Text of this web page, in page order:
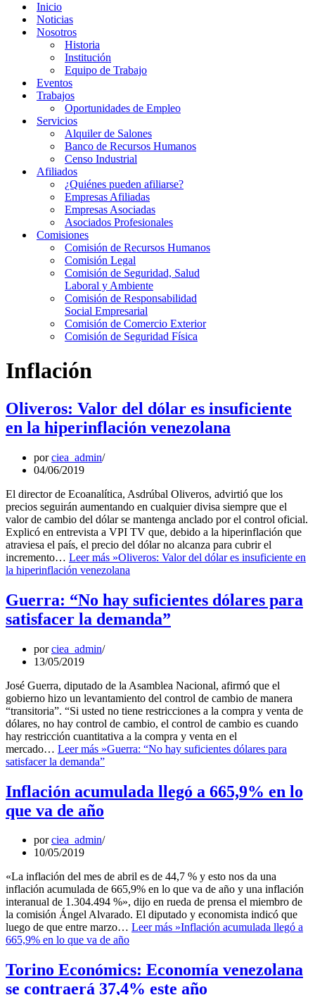
Inicio
Noticias
Nosotros
Historia
Institución
Equipo de Trabajo
Eventos
Trabajos
Oportunidades de Empleo
Servicios
Alquiler de Salones
Banco de Recursos Humanos
Censo Industrial
Afiliados
¿Quiénes pueden afiliarse?
Empresas Afiliadas
Empresas Asociadas
Asociados Profesionales
Comisiones
Comisión de Recursos Humanos
Comisión Legal
Comisión de Seguridad, Salud
Laboral y Ambiente
Comisión de Responsabilidad
Social Empresarial
Comisión de Comercio Exterior
Comisión de Seguridad Física
Inflación
Oliveros: Valor del dólar es insuficiente
en la hiperinflación venezolana
porciea_admin
04/06/2019
El director de Ecoanalítica, Asdrúbal Oliveros, advirtió que los
precios seguirán aumentando en cualquier divisa siempre que el
valor de cambio del dólar se mantenga anclado por el control oficial.
Explicó en entrevista a VPI TV que, debido a la hiperinflación que
atraviesa el país, el precio del dólar no alcanza para cubrir el
incremento… Leer más »Oliveros: Valor del dólar es insuficiente en
la hiperinflación venezolana
Guerra: “No hay suficientes dólares para
satisfacer la demanda”
porciea_admin
13/05/2019
José Guerra, diputado de la Asamblea Nacional, afirmó que el
gobierno hizo un levantamiento del control de cambio de manera
“transitoria”. “Si usted no tiene restricciones a la compra y venta de
dólares, no hay control de cambio, el control de cambio es cuando
hay restricción cuantitativa a la compra y venta en el
mercado… Leer más »Guerra: “No hay suficientes dólares para
satisfacer la demanda”
Inflación acumulada llegó a 665,9% en lo
que va de año
porciea_admin
10/05/2019
«La inflación del mes de abril es de 44,7 % y esto nos da una
inflación acumulada de 665,9% en lo que va de año y una inflación
interanual de 1.304.494 %», dijo en rueda de prensa el miembro de
la comisión Ángel Alvarado. El diputado y economista indicó que
luego de que entre marzo… Leer más »Inflación acumulada llegó a
665,9% en lo que va de año
Torino Económics: Economía venezolana
se contraerá 37,4% este año